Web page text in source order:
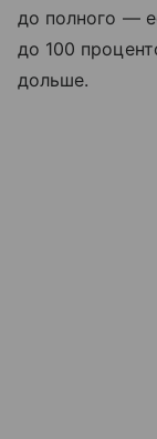
до полного —
до 100
дольше.